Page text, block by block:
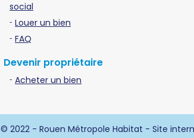
social
Louer un bien
FAQ
Devenir propriétaire
Acheter un bien
© 2022 - Rouen Métropole Habitat - Site